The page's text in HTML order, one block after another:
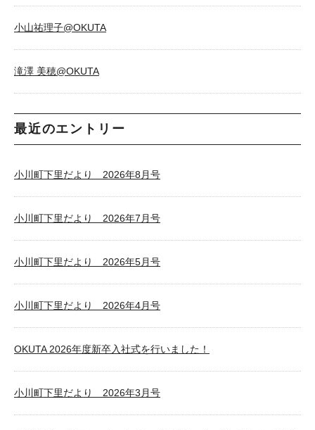
小山祐理子@OKUTA
滝澤 美穂@OKUTA
最近のエントリー
小川町下里だより 2026年8月号
小川町下里だより 2026年7月号
小川町下里だより 2026年5月号
小川町下里だより 2026年4月号
OKUTA 2026年度新卒入社式を行いました！
小川町下里だより 2026年3月号